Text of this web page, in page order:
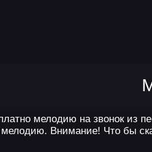
мелодию на звонок из
Внимание! Что бы